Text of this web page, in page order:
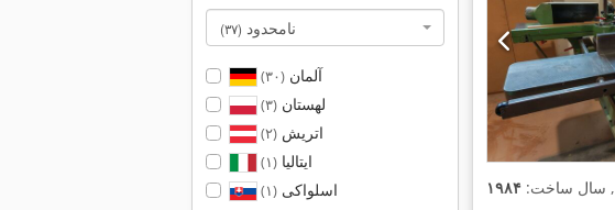
نامحدود (۳۷)
آلمان(۳۰)
لهستان(۳)
اتریش(۲)
ایتالیا(۱)
اسلواکی(۱) , سال ساخت: ۱۹۸۴